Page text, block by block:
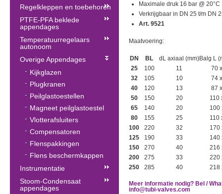
Maximale druk 16 bar @ 20°C
Verkrijgbaar in DN 25 t/m DN
Art. 9521
Maatvoering:
DN BL dL axiaal (mm)Balg L
25
100 11
70
32
105 10
74
40
120 13
87
50
150 20
110
65
140 20
100
80
155 25
110
100
220 32
170
125
190 33
140
150
270 40
216
200
275 33
220
250
285 40 218
Meer informatie nodig? Bel /
info@tubi-valves.com
Regelkleppen en toebehoren
PTFE-PFA beklede
appendages
Temperatuurregelaars
autonoom
Overige Appendages
Kijkglazen
Plugkranen
Peilglastoestellen
Magneet peilglastoestel
Vlotterafsluiters
Compensatoren
Flenspakkingen
Flens beschermkappen
Instrumentatie
Stoom-Condensaat
appendages